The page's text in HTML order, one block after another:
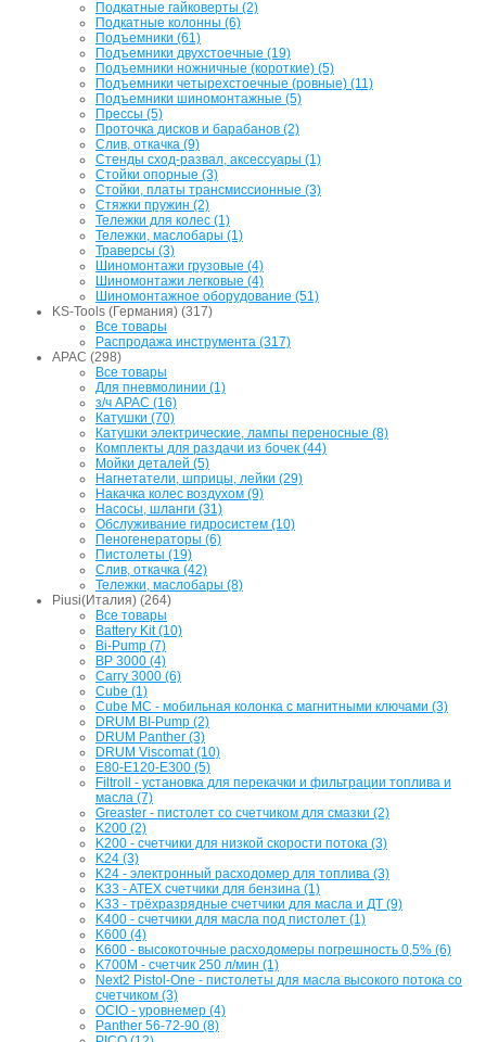
Подкатные гайковерты (2)
Подкатные колонны (6)
Подъемники (61)
Подъемники двухстоечные (19)
Подъемники ножничные (короткие) (5)
Подъемники четырехстоечные (ровные) (11)
Подъемники шиномонтажные (5)
Прессы (5)
Проточка дисков и барабанов (2)
Слив, откачка (9)
Стенды сход-развал, аксессуары (1)
Стойки опорные (3)
Стойки, платы трансмиссионные (3)
Стяжки пружин (2)
Тележки для колес (1)
Тележки, маслобары (1)
Траверсы (3)
Шиномонтажи грузовые (4)
Шиномонтажи легковые (4)
Шиномонтажное оборудование (51)
KS-Tools (Германия) (317)
Все товары
Распродажа инструмента (317)
APAC (298)
Все товары
Для пневмолинии (1)
з/ч APAC (16)
Катушки (70)
Катушки электрические, лампы переносные (8)
Комплекты для раздачи из бочек (44)
Мойки деталей (5)
Нагнетатели, шприцы, лейки (29)
Накачка колес воздухом (9)
Насосы, шланги (31)
Обслуживание гидросистем (10)
Пеногенераторы (6)
Пистолеты (19)
Слив, откачка (42)
Тележки, маслобары (8)
Piusi(Италия) (264)
Все товары
Battery Kit (10)
Bi-Pump (7)
BP 3000 (4)
Carry 3000 (6)
Cube (1)
Cube MC - мобильная колонка с магнитными ключами (3)
DRUM BI-Pump (2)
DRUM Panther (3)
DRUM Viscomat (10)
E80-E120-E300 (5)
Filtroll - установка для перекачки и фильтрации топлива и
масла (7)
Greaster - пистолет со счетчиком для смазки (2)
K200 (2)
K200 - счетчики для низкой скорости потока (3)
K24 (3)
K24 - электронный расходомер для топлива (3)
K33 - ATEX счетчики для бензина (1)
K33 - трёхразрядные счетчики для масла и ДТ (9)
K400 - счетчики для масла под пистолет (1)
K600 (4)
K600 - высокоточные расходомеры погрешность 0,5% (6)
K700M - счетчик 250 л/мин (1)
Next2 Pistol-One - пистолеты для масла высокого потока со
счетчиком (3)
OCIO - уровнемер (4)
Panther 56-72-90 (8)